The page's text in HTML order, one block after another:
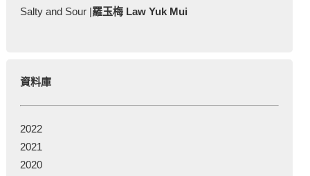
Salty and Sour |羅玉梅 Law Yuk Mui
資料庫
2022
2021
2020